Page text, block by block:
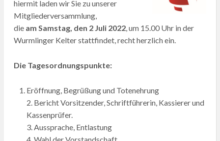
hiermit laden wir Sie zu unserer
Mitgliederversammlung,
die am Samstag, den 2 Juli 2022, um 15.00 Uhr in der
Wurmlinger Kelter stattfindet, recht herzlich ein.
Die Tagesordnungspunkte:
Eröffnung, Begrüßung und Totenehrung
2. Bericht Vorsitzender, Schriftführerin, Kassierer und
Kassenprüfer.
3. Aussprache, Entlastung